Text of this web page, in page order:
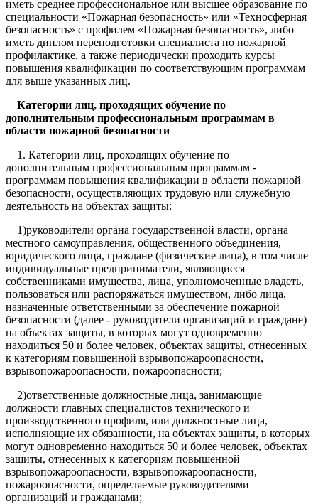
иметь среднее профессиональное или высшее образование по
специальности «Пожарная безопасность» или «Техносферная
безопасность» с профилем «Пожарная безопасность», либо
иметь диплом переподготовки специалиста по пожарной
профилактике, а также периодически проходить курсы
повышения квалификации по соответствующим программам
для выше указанных лиц.
Категории лиц, проходящих обучение по
дополнительным профессиональным программам в
области пожарной безопасности
1. Категории лиц, проходящих обучение по
дополнительным профессиональным программам -
программам повышения квалификации в области пожарной
безопасности, осуществляющих трудовую или служебную
деятельность на объектах защиты:
1)руководители органа государственной власти, органа
местного самоуправления, общественного объединения,
юридического лица, граждане (физические лица), в том числе
индивидуальные предприниматели, являющиеся
собственниками имущества, лица, уполномоченные владеть,
пользоваться или распоряжаться имуществом, либо лица,
назначенные ответственными за обеспечение пожарной
безопасности (далее - руководители организаций и граждане)
на объектах защиты, в которых могут одновременно
находиться 50 и более человек, объектах защиты, отнесенных
к категориям повышенной взрывопожароопасности,
взрывопожароопасности, пожароопасности;
2)ответственные должностные лица, занимающие
должности главных специалистов технического и
производственного профиля, или должностные лица,
исполняющие их обязанности, на объектах защиты, в которых
могут одновременно находиться 50 и более человек, объектах
защиты, отнесенных к категориям повышенной
взрывопожароопасности, взрывопожароопасности,
пожароопасности, определяемые руководителями
организаций и гражданами;